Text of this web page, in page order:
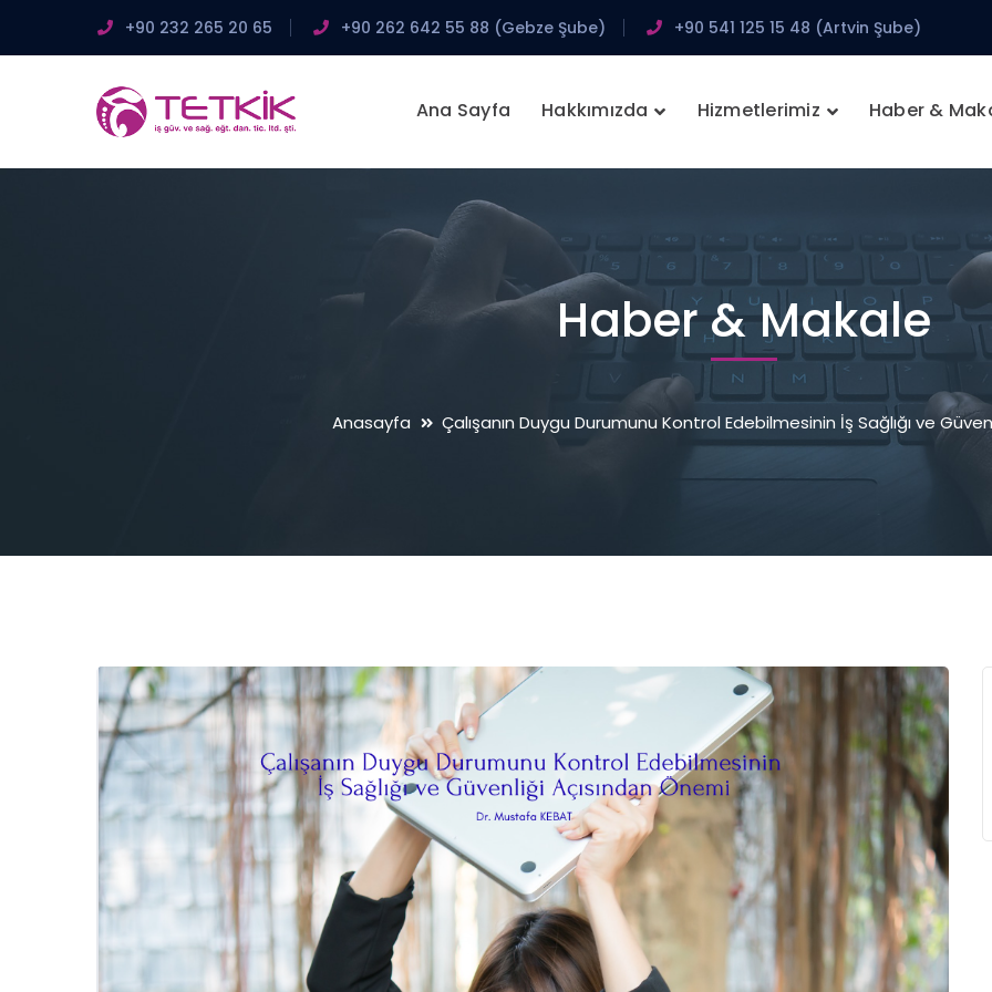
+90 232 265 20 65 +90 262 642 55 88 (Gebze Şube) +90 541 125 15 48 (Artvin Şube)
Ana Sayfa Hakkımızda Hizmetlerimiz Haber &
Haber & Makale
Anasayfa Çalışanın Duygu Durumunu Kontrol Edebilmesinin İş Sağlığı ve